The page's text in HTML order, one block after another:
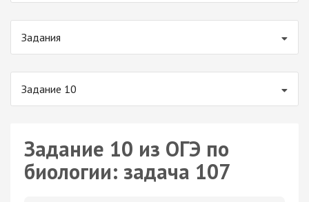
Задания
Задание 10
Задание 10 из ОГЭ по
биологии: задача 107